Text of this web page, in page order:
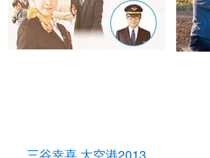
三谷幸喜 大空港2013